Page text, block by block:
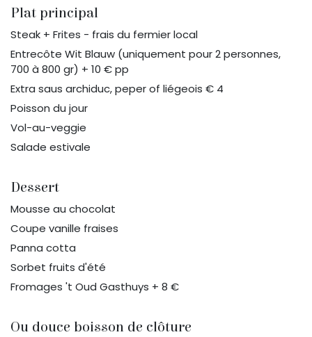
Plat principal
Steak + Frites - frais du fermier local
Entrecôte Wit Blauw (uniquement pour 2 personnes,
700 à 800 gr) + 10 € pp
Extra saus archiduc, peper of liégeois € 4
Poisson du jour
Vol-au-veggie
Salade estivale
Dessert
Mousse au chocolat
Coupe vanille fraises
Panna cotta
Sorbet fruits d'été
Fromages 't Oud Gasthuys + 8 €
Ou douce boisson de clôture